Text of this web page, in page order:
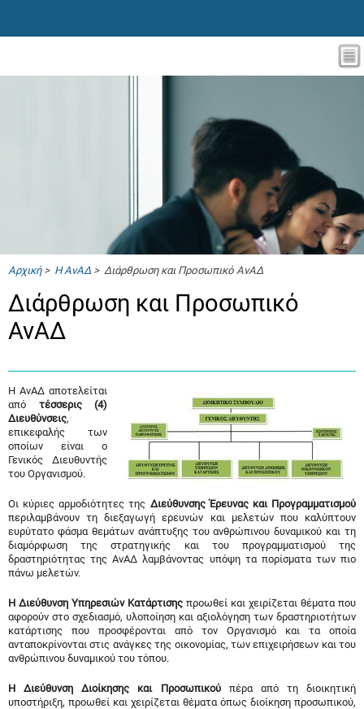
Αρχική> Η ΑνΑΔ > Διάρθρωση και Προσωπικό ΑνΑΔ
Διάρθρωση και Προσωπικό
ΑνΑΔ
Η ΑνΑΔ αποτελείται
από τέσσερις (4)
Διευθύνσεις,
επικεφαλής των
οποίων είναι ο
Γενικός Διευθυντής
του Οργανισμού.
Οι κύριες αρμοδιότητες της Διεύθυνσης Έρευνας και Προγραμματισμού
περιλαμβάνουν τη διεξαγωγή ερευνών και μελετών που καλύπτουν
ευρύτατο φάσμα θεμάτων ανάπτυξης του ανθρώπινου δυναμικού και τη
διαμόρφωση της στρατηγικής και του προγραμματισμού της
δραστηριότητας της ΑνΑΔ λαμβάνοντας υπόψη τα πορίσματα των πιο
πάνω μελετών.
Η Διεύθυνση Υπηρεσιών Κατάρτισης προωθεί και χειρίζεται θέματα που
αφορούν στο σχεδιασμό, υλοποίηση και αξιολόγηση των δραστηριοτήτων
κατάρτισης που προσφέρονται από τον Οργανισμό και τα οποία
ανταποκρίνονται στις ανάγκες της οικονομίας, των επιχειρήσεων και του
ανθρώπινου δυναμικού του τόπου.
Η Διεύθυνση Διοίκησης και Προσωπικούπέρα από τη διοικητική
υποστήριξη, προωθεί και χειρίζεται θέματα όπως διοίκηση προσωπικού,